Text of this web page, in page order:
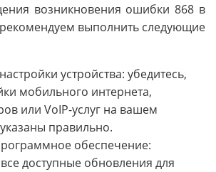
возникновения ошибки 868 в
выполнить следующие
устройства: убедитесь,
мобильного интернета,
или VoIP-услуг на вашем
правильно.
обеспечение:
доступные обновления для